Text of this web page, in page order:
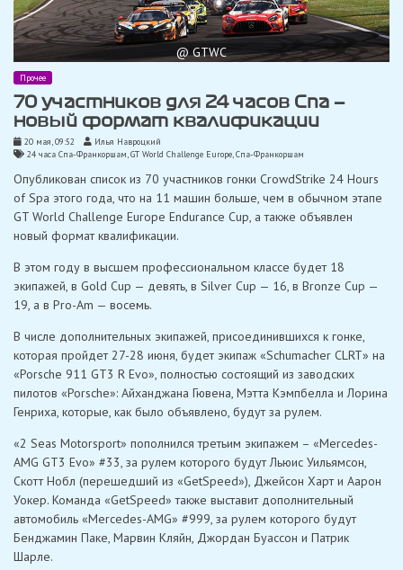
@ GTWC
Прочее
70 участников для 24 часов Спа —
новый формат квалификации
20 мая, 09:52
Илья Навроцкий
24 часа Спа-Франкоршам GT World Challenge Europe Спа-Франкоршам
Опубликован список из 70 участников гонки CrowdStrike 24 Hours
of Spa этого года, что на 11 машин больше, чем в обычном этапе
GT World Challenge Europe Endurance Cup, а также объявлен
новый формат квалификации.
В этом году в высшем профессиональном классе будет 18
экипажей, в Gold Cup — девять, в Silver Cup — 16, в Bronze Cup —
19, а в Pro-Am — восемь.
В числе дополнительных экипажей, присоединившихся к гонке,
которая пройдет 27-28 июня, будет экипаж «Schumacher CLRT» на
«Porsche 911 GT3 R Evo», полностью состоящий из заводских
пилотов «Porsche»: Айханджана Гювена, Мэтта Кэмпбелла и Лорина
Генриха, которые, как было объявлено, будут за рулем.
«2 Seas Motorsport» пополнился третьим экипажем – «Mercedes-
AMG GT3 Evo» #33, за рулем которого будут Льюис Уильямсон,
Скотт Нобл (перешедший из «GetSpeed»), Джейсон Харт и Аарон
Уокер. Команда «GetSpeed» ​​также выставит дополнительный
автомобиль «Mercedes-AMG» #999, за рулем которого будут
Бенджамин Паке, Марвин Кляйн, Джордан Буассон и Патрик
Шарле.